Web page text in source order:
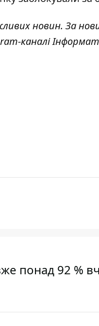
новин. За
каналі
понад 92 %